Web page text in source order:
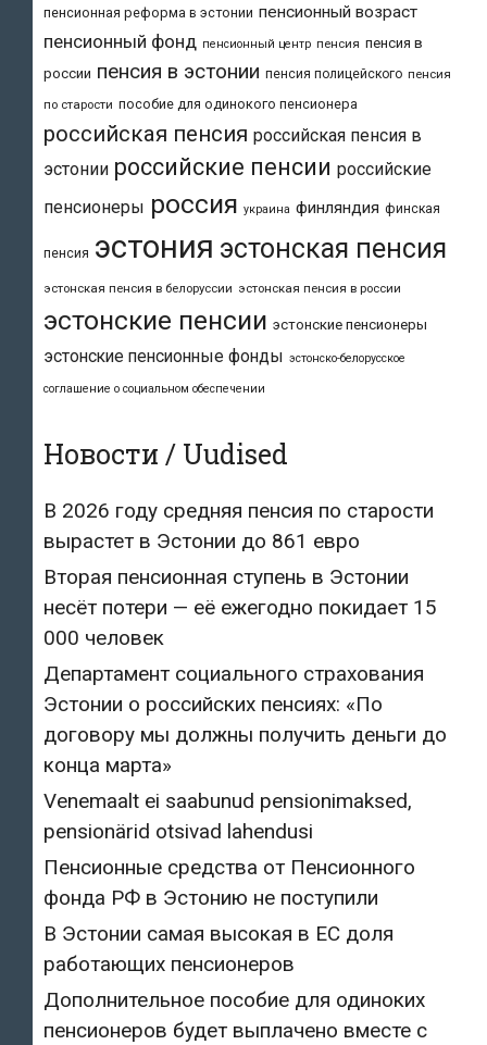
пенсионная реформа в эстонии пенсионный возраст
пенсионный фонд пенсионный центр пенсия пенсия в
россии пенсия в эстонии пенсия полицейского пенсия
по старости пособие для одинокого пенсионера
российская пенсия российская пенсия в
эстонии российские пенсии российские
пенсионеры россия украина финляндия финская
пенсия эстония эстонская пенсия
эстонская пенсия в белоруссии эстонская пенсия в россии
эстонские пенсии эстонские пенсионеры
эстонские пенсионные фонды эстонско-белорусское
соглашение о социальном обеспечении
Новости / Uudised
В 2026 году средняя пенсия по старости
вырастет в Эстонии до 861 евро
Вторая пенсионная ступень в Эстонии
несёт потери — её ежегодно покидает 15
000 человек
Департамент социального страхования
Эстонии о российских пенсиях: «По
договору мы должны получить деньги до
конца марта»
Venemaalt ei saabunud pensionimaksed,
pensionärid otsivad lahendusi
Пенсионные средства от Пенсионного
фонда РФ в Эстонию не поступили
В Эстонии самая высокая в ЕС доля
работающих пенсионеров
Дополнительное пособие для одиноких
пенсионеров будет выплачено вместе с